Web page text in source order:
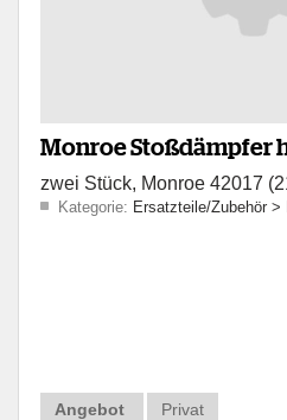
Monroe Stoßdämpfer
Combi 72-82 NOS
zwei Stück, Monroe 42017
Kategorie: Ersatzteile/Zubehör >
Angebot Privat